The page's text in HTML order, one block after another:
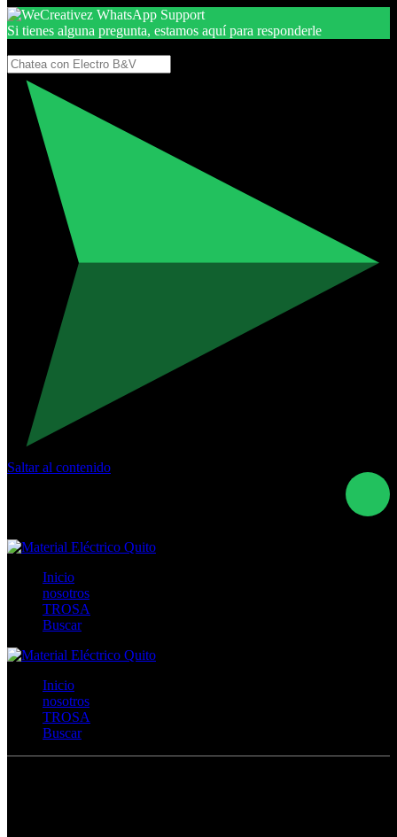
Si tienes alguna pregunta, estamos aquí para responderle
Saltar al contenido
Inicio
nosotros
TROSA
Buscar
Inicio
nosotros
TROSA
Buscar